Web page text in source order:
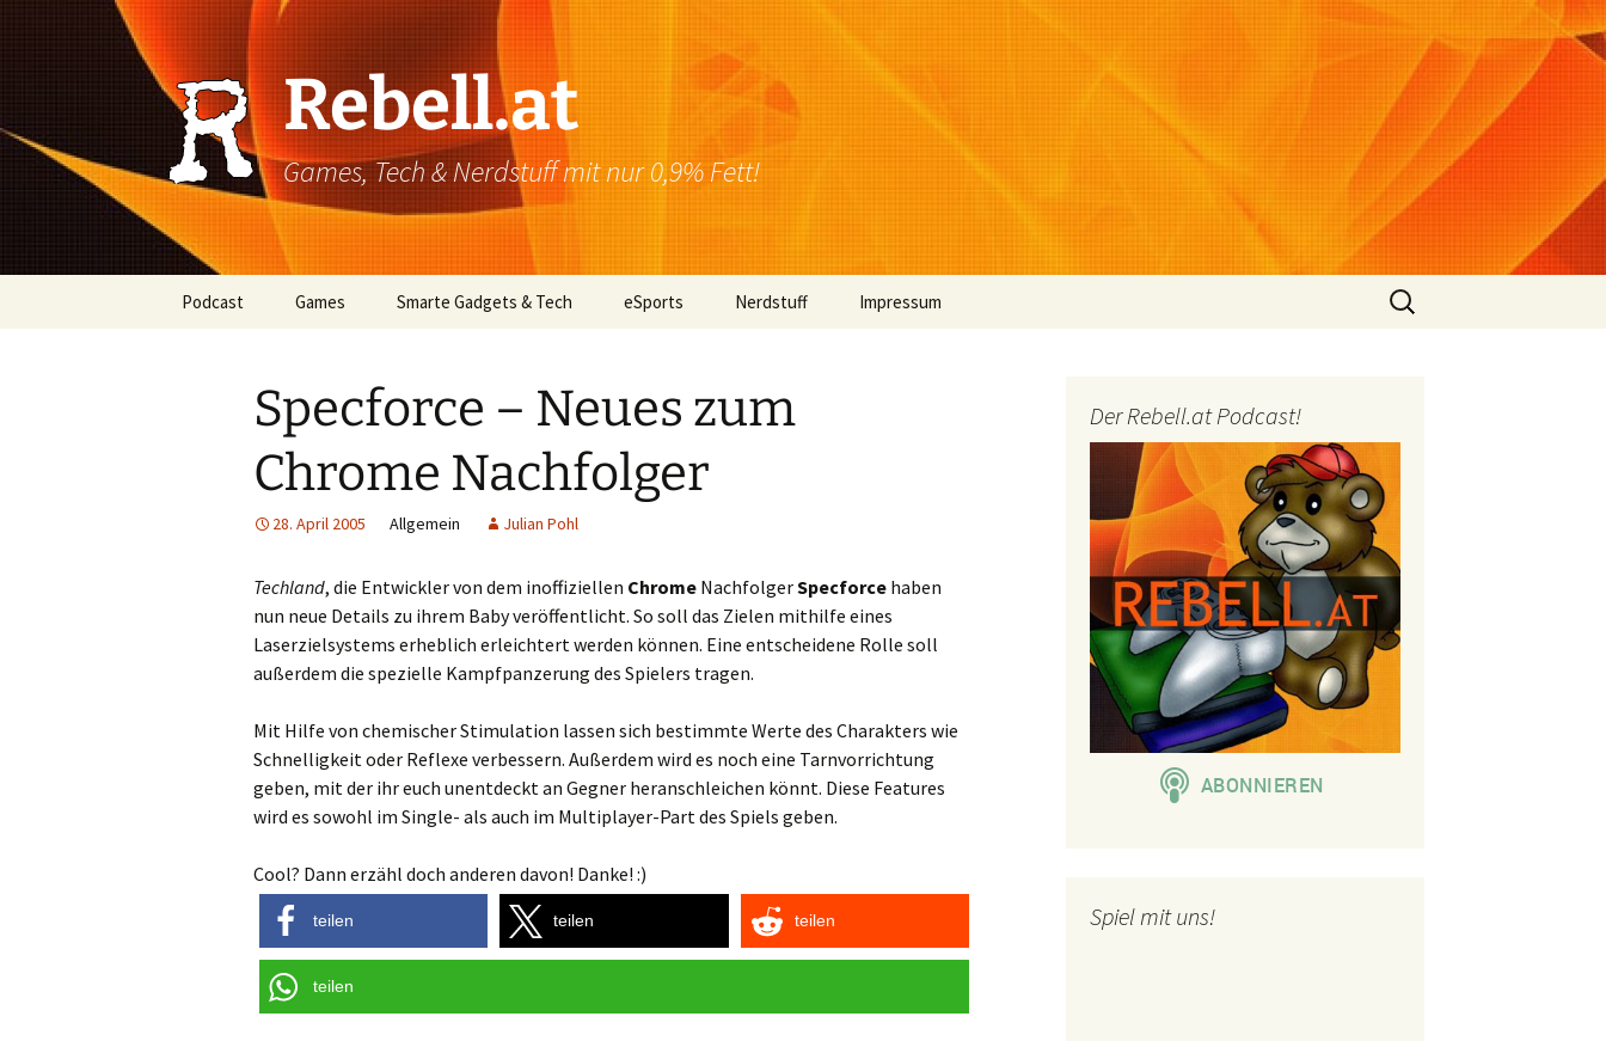
Rebell.at
Games, Tech & Nerdstuff mit nur 0,9% Fett!
Podcast Games
Mac OS
Linux
Browser
Xbox
PlayStation
Mobile
Smarte Gadgets & Tech eSports Nerdstuff Impressum
Suchen
nach:
Specforce – Neues zum
Chrome Nachfolger
28. April 2005 Allgemein Julian Pohl
Techland, die Entwickler von dem inoffiziellen Chrome NachfolgerSpecforce haben
nun neue Details zu ihrem Baby veröffentlicht. So soll das Zielen mithilfe eines
Laserzielsystems erheblich erleichtert werden können. Eine entscheidene Rolle soll
außerdem die spezielle Kampfpanzerung des Spielers tragen.
Mit Hilfe von chemischer Stimulation lassen sich bestimmte Werte des Charakters wie
Schnelligkeit oder Reflexe verbessern. Außerdem wird es noch eine Tarnvorrichtung
geben, mit der ihr euch unentdeckt an Gegner heranschleichen könnt. Diese Features
wird es sowohl im Single- als auch im Multiplayer-Part des Spiels geben.
Cool? Dann erzähl doch anderen davon! Danke! :)
teilen teilen teilen
teilen
Der Rebell.at Podcast!
Spiel mit uns!